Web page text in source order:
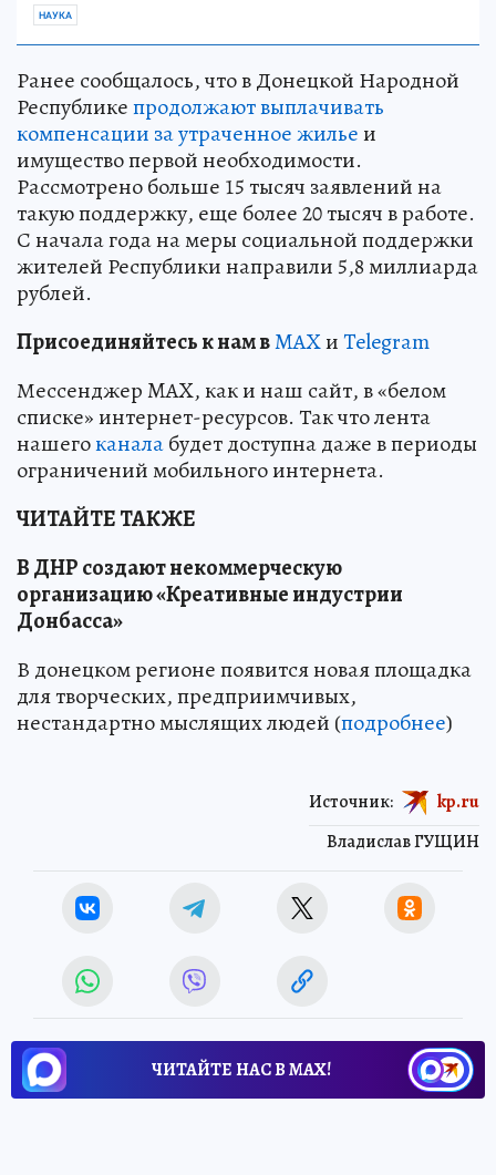
НАУКА
Ранее сообщалось, что в Донецкой Народной
Республикепродолжают выплачивать
компенсации за утраченное жильеи
имущество первой необходимости.
Рассмотрено больше 15 тысяч заявлений на
такую поддержку, еще более 20 тысяч в работе.
С начала года на меры социальной поддержки
жителей Республики направили 5,8 миллиарда
рублей.
Присоединяйтесь к нам вMAXиTelegram
Мессенджер MAX, как и наш сайт, в «белом
списке» интернет-ресурсов. Так что лента
нашегоканалабудет доступна даже в периоды
ограничений мобильного интернета.
ЧИТАЙТЕ ТАКЖЕ
В ДНР создают некоммерческую
организацию «Креативные индустрии
Донбасса»
В донецком регионе появится новая площадка
для творческих, предприимчивых,
нестандартно мыслящих людей (подробнее)
Владислав ГУЩИН
Источник: kp.ru
ЧИТАЙТЕ НАС В МАХ!